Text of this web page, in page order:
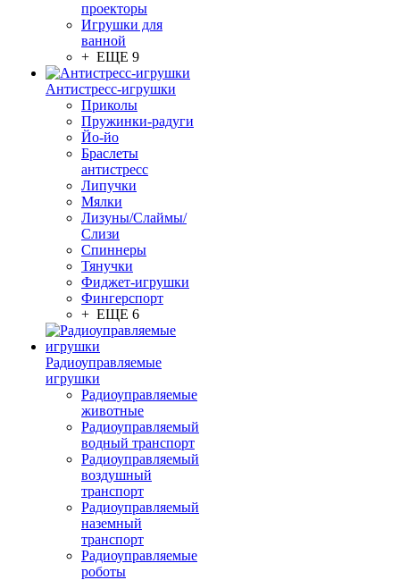
проекторы
Игрушки для
ванной
+ ЕЩЕ 9
Антистресс-игрушки
Приколы
Пружинки-радуги
Йо-йо
Браслеты
антистресс
Липучки
Мялки
Лизуны/Слаймы/
Слизи
Спиннеры
Тянучки
Фиджет-игрушки
Фингерспорт
+ ЕЩЕ 6
Радиоуправляемые
игрушки
Радиоуправляемые
животные
Радиоуправляемый
водный транспорт
Радиоуправляемый
воздушный
транспорт
Радиоуправляемый
наземный
транспорт
Радиоуправляемые
роботы